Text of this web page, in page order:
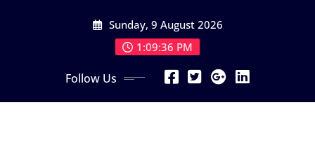
Sunday, 9 August 2026
1:09:37 PM
Follow Us